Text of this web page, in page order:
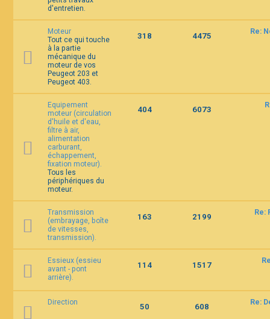
n
d'entretien.
Moteur
Tout ce qui touche
à la partie
mécanique du
moteur de vos
Peugeot 203 et
Peugeot 403.
318 4475 Re:
Equipement
moteur (circulation
d'huile et d'eau,
filtre à air,
alimentation
carburant,
échappement,
fixation moteur).
Tous les
périphériques du
moteur.
404 6073
Transmission
(embrayage, boîte
de vitesses,
transmission).
163 2199 Re:
Essieux (essieu
avant - pont
arrière).
114 1517
Direction 50 608 Re: